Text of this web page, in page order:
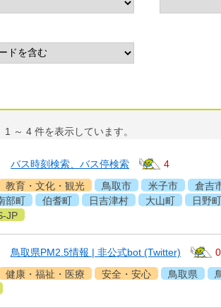
1 ～ 4 件を表示しています。
バス時刻検索、バス停検索
4
教育・文化・観光 鳥取市 米子市
倉吉
部町 伯耆町 日吉津村 大山町
日野町
JP
鳥取県PM2.5情報 | 非公式bot (Twitter)
0
健康・福祉・医療 安全・安心 鳥取県